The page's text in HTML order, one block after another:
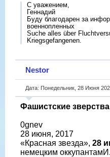
С уважением,
Геннадий
Буду благодарен за
военнопленных
Suche alles über
Kriegsgefangenen.
Nestor
Дата: Понедельник, 28 Июня
Фашистские
0gnev
28 июня, 2017
«Красная звезда», 28
немецким